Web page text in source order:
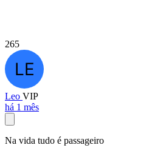
265
Leo VIP
há 1 mês
Na vida tudo é passageiro